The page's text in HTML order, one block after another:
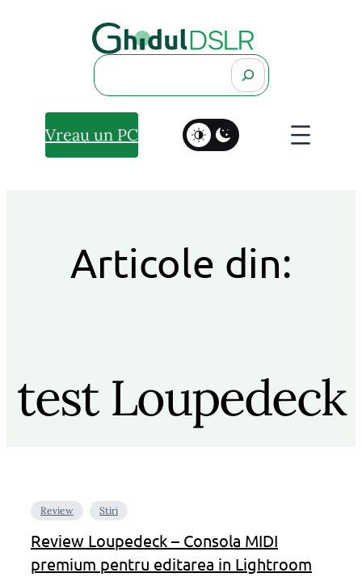
Search
Vreau un PC
Articole din:
test Loupedeck
Review Stiri
Review Loupedeck – Consola MIDI
premium pentru editarea in Lightroom